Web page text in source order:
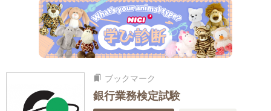
bookmarks ブックマーク
銀行業務検定試験